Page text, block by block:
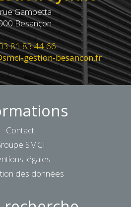
Gambetta
Besançon
81 83 44 66
gestion-besancon.fr
Contact
SMCI
légales
des données